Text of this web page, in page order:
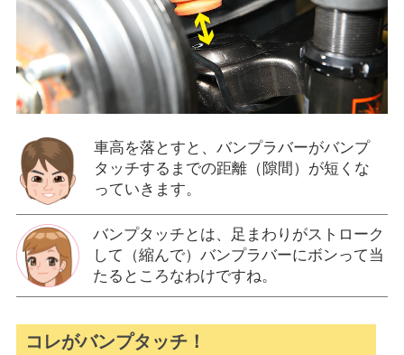
車高を落とすと、バンプラバーがバンプ
タッチするまでの距離（隙間）が短くな
っていきます。
バンプタッチとは、足まわりがストローク
して（縮んで）バンプラバーにボンって当
たるところなわけですね。
コレがバンプタッチ！